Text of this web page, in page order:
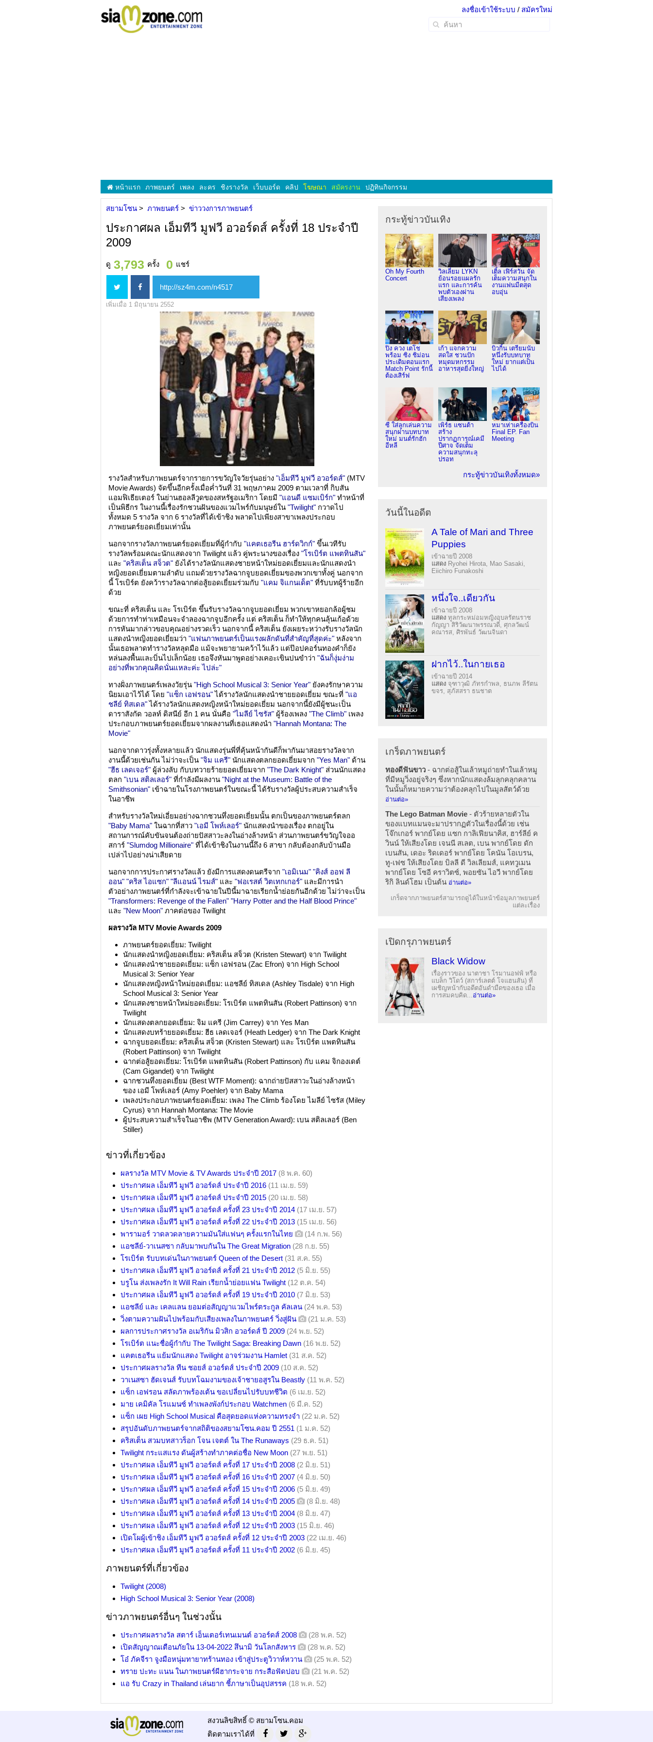
ลงชื่อเข้าใช้ระบบ / สมัครใหม่
หน้าแรก ภาพยนตร์ เพลง ละคร ชิงรางวัล เว็บบอร์ด คลิป โฆษณา สมัครงาน ปฏิทินกิจกรรม
สยามโซน ภาพยนตร์ ข่าววงการภาพยนตร์
ประกาศผล เอ็มทีวี มูฟวี อวอร์ดส์ ครั้งที่ 18 ประจำปี
2009
ดู 3,793 ครั้ง 0 แชร์
เพิ่มเมื่อ 1 มิถุนายน 2552
รางวัลสำหรับภาพยนตร์จากรายการขวัญใจวัยรุ่นอย่าง "เอ็มทีวี มูฟวี อวอร์ดส์" (MTV
Movie Awards) จัดขึ้นอีกครั้งเมื่อค่ำวันที่ 31 พฤษภาคม 2009 ตามเวลาที่ กิบสัน
แอมฟิเธียเตอร์ ในย่านฮอลลีวูดของสหรัฐอเมริกา โดยมี "แอนดี แซมเบิร์ก" ทำหน้าที่
เป็นพิธีกร ในงานนี้เรื่องรักชวนฝันของแวมไพร์กับมนุษย์ใน "Twilight" กวาดไป
ทั้งหมด 5 รางวัล จาก 6 รางวัลที่ได้เข้าชิง พลาดไปเพียงสาขาเพลงประกอบ
ภาพยนตร์ยอดเยี่ยมเท่านั้น
นอกจากรางวัลภาพยนตร์ยอดเยี่ยมที่ผู้กำกับ "แคตเธอรีน ฮาร์ดวิกก์" ขึ้นเวทีรับ
รางวัลพร้อมคณะนักแสดงจาก Twilight แล้ว คู่พระนางของเรื่อง "โรเบิร์ต แพตทินสัน"
และ "คริสเต็น สจ็วต" ยังได้รางวัลนักแสดงชายหน้าใหม่ยอดเยี่ยมและนักแสดงนำ
หญิงยอดเยี่ยมตามลำดับ แถมด้วยรางวัลฉากจูบยอดเยี่ยมของพวกเขาทั้งคู่ นอกจาก
นี้ โรเบิร์ต ยังคว้ารางวัลฉากต่อสู้ยอดเยี่ยมร่วมกับ "แคม จิแกนเด็ต" ที่รับบทผู้ร้ายอีก
ด้วย
ขณะที่ คริสเต็น และ โรเบิร์ต ขึ้นรับรางวัลฉากจูบยอดเยี่ยม พวกเขาหยอกล้อผู้ชม
ด้วยการทำท่าเหมือนจะจำลองฉากจูบอีกครั้ง แต่ คริสเต็น ก็ทำให้ทุกคนลุ้นเก้อด้วย
การหันมากล่าวขอบคุณอย่างรวดเร็ว นอกจากนี้ คริสเต็น ยังเผยระหว่างรับรางวัลนัก
แสดงนำหญิงยอดเยี่ยมว่า "แฟนภาพยนตร์เป็นแรงผลักดันที่สำคัญที่สุดค่ะ" หลังจาก
นั้นเธอพลาดทำรางวัลหลุดมือ แม้จะพยายามคว้าไว้แล้ว แต่ป๊อปคอร์นทองคำก็ยัง
หล่นลงพื้นและบิ่นไปเล็กน้อย เธอจึงหันมาพูดอย่างเคอะเขินปนขำว่า "ฉันก็งุ่มง่าม
อย่างที่พวกคุณคิดนั่นแหละค่ะ ไปล่ะ"
ทางฝั่งภาพยนตร์เพลงวัยรุ่น "High School Musical 3: Senior Year" ยังคงรักษาความ
นิยมเอาไว้ได้ โดย "แซ็ก เอฟรอน"ได้รางวัลนักแสดงนำชายยอดเยี่ยม ขณะที่ "แอ
ชลีย์ ทิสเดล"ได้รางวัลนักแสดงหญิงหน้าใหม่ยอดเยี่ยม นอกจากนี้ยังมีผู้ชนะเป็น
ดาราสังกัด วอลท์ ดิสนีย์ อีก 1 คน นั่นคือ "ไมลีย์ ไซรัส" ผู้ร้องเพลง "The Climb" เพลง
ประกอบภาพยนตร์ยอดเยี่ยมจากผลงานที่เธอแสดงนำ "Hannah Montana: The
Movie"
นอกจากดาวรุ่งทั้งหลายแล้ว นักแสดงรุ่นพี่ที่คุ้นหน้ากันดีก็พากันมาสอยรางวัลจาก
งานนี้ด้วยเช่นกัน ไม่ว่าจะเป็น "จิม แครี" นักแสดงตลกยอดเยี่ยมจาก "Yes Man" ด้าน
"ฮีธ เลดเจอร์" ผู้ล่วงลับ กับบทวายร้ายยอดเยี่ยมจาก "The Dark Knight" ส่วนนักแสดง
ตลก "เบน สติลเลอร์" ที่กำลังมีผลงาน "Night at the Museum: Battle of the
Smithsonian" เข้าฉายในโรงภาพยนตร์ในขณะนี้ ได้รับรางวัลผู้ประสบความสำเร็จ
ในอาชีพ
สำหรับรางวัลใหม่เอี่ยมอย่างฉากชวนทึ่งยอดเยี่ยมนั้น ตกเป็นของภาพยนตร์ตลก
"Baby Mama" ในฉากที่สาว "เอมี โพห์เลอร์" นักแสดงนำของเรื่อง ตกอยู่ใน
สถานการณ์คับขันจนต้องถ่ายปัสสาวะลงในอ่างล้างหน้า ส่วนภาพยนตร์ขวัญใจออ
สการ์ "Slumdog Millionaire" ที่ได้เข้าชิงในงานนี้ถึง 6 สาขา กลับต้องกลับบ้านมือ
เปล่าไปอย่างน่าเสียดาย
นอกจากการประกาศรางวัลแล้ว ยังมีการแสดงดนตรีจาก "เอมิเนม" "คิงส์ ออฟ ลี
ออน" "คริส ไอแซก" "ลีแอนน์ ไรมส์" และ "ฟอเรสต์ วิตเทกเกอร์" และมีการนำ
ตัวอย่างภาพยนตร์ที่กำลังจะเข้าฉายในปีนี้มาฉายเรียกน้ำย่อยกันอีกด้วย ไม่ว่าจะเป็น
"Transformers: Revenge of the Fallen" "Harry Potter and the Half Blood Prince"
และ "New Moon" ภาคต่อของ Twilight
ผลรางวัล MTV Movie Awards 2009
ภาพยนตร์ยอดเยี่ยม: Twilight
นักแสดงนำหญิงยอดเยี่ยม: คริสเต็น สจ็วต (Kristen Stewart) จาก Twilight
นักแสดงนำชายยอดเยี่ยม: แซ็ก เอฟรอน (Zac Efron) จาก High School
Musical 3: Senior Year
นักแสดงหญิงหน้าใหม่ยอดเยี่ยม: แอชลีย์ ทิสเดล (Ashley Tisdale) จาก High
School Musical 3: Senior Year
นักแสดงชายหน้าใหม่ยอดเยี่ยม: โรเบิร์ต แพตทินสัน (Robert Pattinson) จาก
Twilight
นักแสดงตลกยอดเยี่ยม: จิม แครี (Jim Carrey) จาก Yes Man
นักแสดงบทร้ายยอดเยี่ยม: ฮีธ เลดเจอร์ (Heath Ledger) จาก The Dark Knight
ฉากจูบยอดเยี่ยม: คริสเต็น สจ็วต (Kristen Stewart) และ โรเบิร์ต แพตทินสัน
(Robert Pattinson) จาก Twilight
ฉากต่อสู้ยอดเยี่ยม: โรเบิร์ต แพตทินสัน (Robert Pattinson) กับ แคม จิกองเดต์
(Cam Gigandet) จาก Twilight
ฉากชวนทึ่งยอดเยี่ยม (Best WTF Moment): ฉากถ่ายปัสสาวะในอ่างล้างหน้า
ของ เอมี โพห์เลอร์ (Amy Poehler) จาก Baby Mama
เพลงประกอบภาพยนตร์ยอดเยี่ยม: เพลง The Climb ร้องโดย ไมลีย์ ไซรัส (Miley
Cyrus) จาก Hannah Montana: The Movie
ผู้ประสบความสำเร็จในอาชีพ (MTV Generation Award): เบน สติลเลอร์ (Ben
Stiller)
ข่าวที่เกี่ยวข้อง
ผลรางวัล MTV Movie & TV Awards ประจำปี 2017 (8 พ.ค. 60)
ประกาศผล เอ็มทีวี มูฟวี อวอร์ดส์ ประจำปี 2016 (11 เม.ย. 59)
ประกาศผล เอ็มทีวี มูฟวี อวอร์ดส์ ประจำปี 2015 (20 เม.ย. 58)
ประกาศผล เอ็มทีวี มูฟวี อวอร์ดส์ ครั้งที่ 23 ประจำปี 2014 (17 เม.ย. 57)
ประกาศผล เอ็มทีวี มูฟวี อวอร์ดส์ ครั้งที่ 22 ประจำปี 2013 (15 เม.ย. 56)
พารามอร์ วาดลวดลายความมันใส่แฟนๆ ครั้งแรกในไทย
(14 ก.พ. 56)
แอชลีย์-วาเนสซา กลับมาพบกันใน The Great Migration (28 ก.ย. 55)
โรเบิร์ต รับบทเด่นในภาพยนตร์ Queen of the Desert (31 ส.ค. 55)
ประกาศผล เอ็มทีวี มูฟวี อวอร์ดส์ ครั้งที่ 21 ประจำปี 2012 (5 มิ.ย. 55)
บรูโน ส่งเพลงรัก It Will Rain เรียกน้ำย่อยแฟน Twilight (12 ต.ค. 54)
ประกาศผล เอ็มทีวี มูฟวี อวอร์ดส์ ครั้งที่ 19 ประจำปี 2010 (7 มิ.ย. 53)
แอชลีย์ และ เคลแลน ยอมต่อสัญญาแวมไพร์ตระกูล คัลเลน (24 พ.ค. 53)
วิ่งตามความฝันไปพร้อมกับเสียงเพลงในภาพยนตร์ วิ่งสู่ฝัน
(21 ม.ค. 53)
ผลการประกาศรางวัล อเมริกัน มิวสิก อวอร์ดส์ ปี 2009 (24 พ.ย. 52)
โรเบิร์ต แนะชื่อผู้กำกับ The Twilight Saga: Breaking Dawn (16 พ.ย. 52)
แคตเธอรีน แย้มนักแสดง Twilight อาจร่วมงาน Hamlet (31 ส.ค. 52)
ประกาศผลรางวัล ทีน ชอยส์ อวอร์ดส์ ประจำปี 2009 (10 ส.ค. 52)
วาเนสซา ฮัดเจนส์ รับบทโฉมงามของเจ้าชายอสูรใน Beastly (11 พ.ค. 52)
แซ็ก เอฟรอน สลัดภาพร้องเต้น ขอเปลี่ยนไปรับบทชีวิต (6 เม.ย. 52)
มาย เคมิคัล โรแมนซ์ ทำเพลงพังก์ประกอบ Watchmen (6 มี.ค. 52)
แซ็ก เผย High School Musical คือสุดยอดแห่งความทรงจำ (22 ม.ค. 52)
สรุปอันดับภาพยนตร์จากสถิติของสยามโซน.คอม ปี 2551 (1 ม.ค. 52)
คริสเต็น สวมบทสาวร็อก โจน เจตต์ ใน The Runaways (29 ธ.ค. 51)
Twilight กระแสแรง ดันผู้สร้างทำภาคต่อชื่อ New Moon (27 พ.ย. 51)
ประกาศผล เอ็มทีวี มูฟวี อวอร์ดส์ ครั้งที่ 17 ประจำปี 2008 (2 มิ.ย. 51)
ประกาศผล เอ็มทีวี มูฟวี อวอร์ดส์ ครั้งที่ 16 ประจำปี 2007 (4 มิ.ย. 50)
ประกาศผล เอ็มทีวี มูฟวี อวอร์ดส์ ครั้งที่ 15 ประจำปี 2006 (5 มิ.ย. 49)
ประกาศผล เอ็มทีวี มูฟวี อวอร์ดส์ ครั้งที่ 14 ประจำปี 2005
(8 มิ.ย. 48)
ประกาศผล เอ็มทีวี มูฟวี อวอร์ดส์ ครั้งที่ 13 ประจำปี 2004 (8 มิ.ย. 47)
ประกาศผล เอ็มทีวี มูฟวี อวอร์ดส์ ครั้งที่ 12 ประจำปี 2003 (15 มิ.ย. 46)
เปิดโผผู้เข้าชิง เอ็มทีวี มูฟวี อวอร์ดส์ ครั้งที่ 12 ประจำปี 2003 (22 เม.ย. 46)
ประกาศผล เอ็มทีวี มูฟวี อวอร์ดส์ ครั้งที่ 11 ประจำปี 2002 (6 มิ.ย. 45)
ภาพยนตร์ที่เกี่ยวข้อง
Twilight (2008)
High School Musical 3: Senior Year (2008)
ข่าวภาพยนตร์อื่นๆ ในช่วงนั้น
ประกาศผลรางวัล สตาร์ เอ็นเตอร์เทนเมนต์ อวอร์ดส์ 2008
(28 พ.ค. 52)
เปิดสัญญาณเตือนภัยใน 13-04-2022 สึนามิ วันโลกสังหาร
(28 พ.ค. 52)
โอ๋ ภัคจีรา จูงมือหนุ่มทายาทร้านทอง เข้าสู่ประตูวิวาห์หวาน
(25 พ.ค. 52)
ทราย ปะทะ แนน ในภาพยนตร์ผีฮากระจาย กระสือฟัดปอบ
(21 พ.ค. 52)
แอ รับ Crazy in Thailand เล่นยาก ชี้ภาษาเป็นอุปสรรค (18 พ.ค. 52)
กระทู้ข่าวบันเทิง
Oh My Fourth
Concert
วิลเลี่ยม LYKN
ย้อนรอยแผลรัก
แรก และการค้น
พบตัวเองผ่าน
เสียงเพลง
เติ้ล เฟิร์สวัน จัด
เต็มความสนุกใน
งานแฟนมีตสุด
อบอุ่น
ปิง ควง เตโช
พร้อม ซิง ชิม่อน
ประเดิมตอนแรก
Match Point รักนี้
ต้องเสิร์ฟ
เก้า แจกความ
สดใส ชวนปัก
หมุดมหกรรม
อาหารสุดยิ่งใหญ่
บิวกิ้น เตรียมนับ
หนึ่งรับบทบาท
ใหม่ ยากแต่เป็น
ไปได้
ซี ใส่ลูกเล่นความ
สนุกผ่านบทบาท
ใหม่ มนต์รักฮัก
อีหลี
เพิร์ธ แซนต้า
สร้าง
ปรากฏการณ์เคมี
ปีศาจ จัดเต็ม
ความสนุกทะลุ
ปรอท
หมาเห่าเครื่องบิน
Final EP. Fan
Meeting
กระทู้ข่าวบันเทิงทั้งหมด»
วันนี้ในอดีต
A Tale of Mari and Three
Puppies
เข้าฉายปี 2008
แสดง Ryohei Hirota, Mao Sasaki,
Eiichiro Funakoshi
หนึ่งใจ..เดียวกัน
เข้าฉายปี 2008
แสดง ทูลกระหม่อมหญิงอุบลรัตนราช
กัญญา สิริวัฒนาพรรณวดี, ศุกลวัฒน์
คณารส, ศิรพันธ์ วัฒนจินดา
ฝากไว้..ในกายเธอ
เข้าฉายปี 2014
แสดง จุฑาวุฒิ ภัทรกำพล, ธนภพ ลีรัตน
ขจร, สุภัสสรา ธนชาต
เกร็ดภาพยนตร์
ทองดีฟันขาว- ฉากต่อสู้ในเล้าหมูถ่ายทำในเล้าหมู
ที่มีหมูวิ่งอยู่จริงๆ ซึ่งหากนักแสดงล้มลุกคลุกคลาน
ในนั้นก็หมายความว่าต้องคลุกไปในมูลสัตว์ด้วย
อ่านต่อ»
The Lego Batman Movie- ตัวร้ายหลายตัวใน
ของแบทแมนจะมาปรากฏตัวในเรื่องนี้ด้วย เช่น
โจ๊กเกอร์ พากย์โดย แซก กาลิเฟียนาคิส, ฮาร์ลีย์ ค
วินน์ ให้เสียงโดย เจนนี สเลต, เบน พากย์โดย ดัก
เบนสัน, เดอะ ริดเดอร์ พากย์โดย โคนัน โอเบรน,
ทู-เฟซ ให้เสียงโดย บิลลี ดี วิลเลียมส์, แคทวูเมน
พากย์โดย โซอี คราวิตซ์, พอยซัน ไอวี พากย์โดย
ริกิ ลินด์โฮม เป็นต้น อ่านต่อ»
เกร็ดจากภาพยนตร์สามารถดูได้ในหน้าข้อมูลภาพยนตร์
แต่ละเรื่อง
เปิดกรุภาพยนตร์
Black Widow
เรื่องราวของ นาตาชา โรมานอฟฟ์ หรือ
แบล็ก วิโดว์ (สการ์เลตต์ โจแฮนสัน) ที่
เผชิญหน้ากับอดีตอันดำมืดของเธอ เมื่อ
การสมคบคิด... อ่านต่อ»
สงวนลิขสิทธิ์ © สยามโซน.คอม
ติดตามเราได้ที่